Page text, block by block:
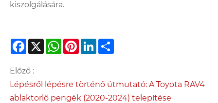
kiszolgálására.
Facebook
X WhatsApp
PinterestLinkedIn
Előző :
Lépésről lépésre történő útmutató: A Toyota RAV4
ablaktörlő pengék (2020-2024) telepítése